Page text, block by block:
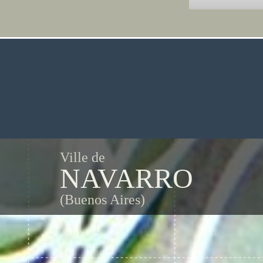
Ville de
NAVARRO
(Buenos Aires)